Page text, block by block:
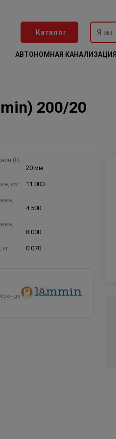
Каталог
АВТОНОМНАЯ КАНАЛИЗАЦИЯ
200/20
(D,
20 мм
см. 11.000
4.500
8.000
кг 0.070